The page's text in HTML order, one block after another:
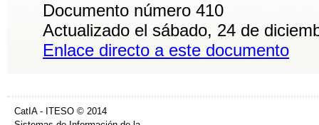
Documento número 410
Actualizado el sábado, 24 de
Enlace directo a este documento
CatIA - ITESO © 2014